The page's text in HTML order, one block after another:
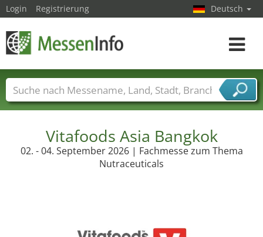
Vitafoods Asia Bangkok
02. - 04. September 2026 | Fachmesse zum Thema
Nutraceuticals
Login Registrierung Deutsch
Toggle
Messenamen Länder Städte
Branchen